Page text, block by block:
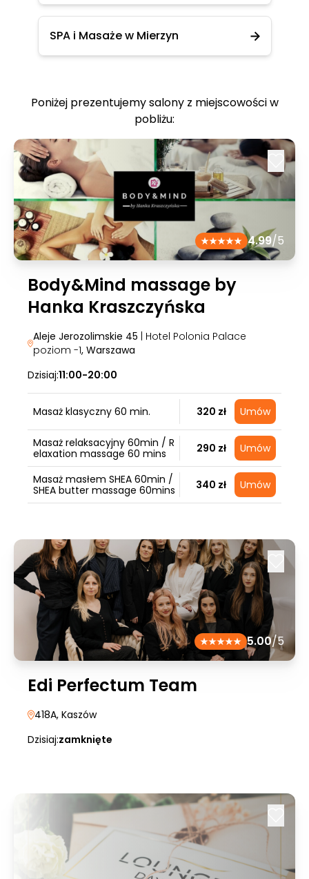
SPA i Masaże w Mierzyn
Poniżej prezentujemy salony z miejscowości w
pobliżu:
4.99/5
Body&Mind massage by
Hanka Kraszczyńska
Aleje Jerozolimskie 45 | Hotel Polonia Palace
poziom -1, Warszawa
Dzisiaj:11:00-20:00
Masaż klasyczny 60 min. 320 zł Umów
Masaż relaksacyjny 60min / R
elaxation massage 60 mins
290 zł Umów
Masaż masłem SHEA 60min /
SHEA butter massage 60mins
340 zł Umów
5.00/5
Edi Perfectum Team
418A, Kaszów
Dzisiaj:zamknięte